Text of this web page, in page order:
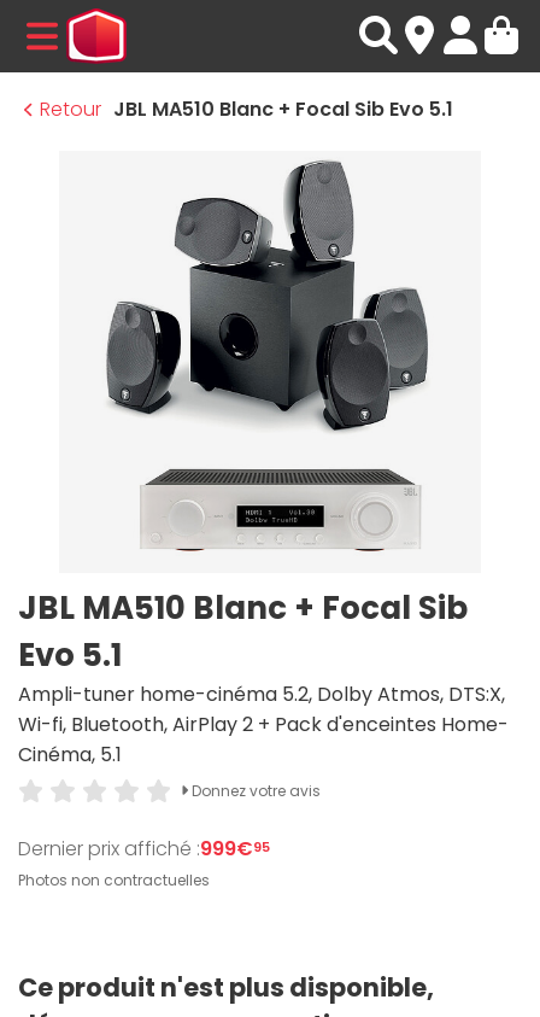
MENU
Retour JBL MA510 Blanc + Focal Sib Evo 5.1
JBL MA510 Blanc + Focal Sib
Evo 5.1
Ampli-tuner home-cinéma 5.2, Dolby Atmos, DTS:X,
Wi-fi, Bluetooth, AirPlay 2 + Pack d'enceintes Home-
Cinéma, 5.1
Donnez votre avis
Dernier prix affiché :999€95
Photos non contractuelles
Ce produit n'est plus disponible,